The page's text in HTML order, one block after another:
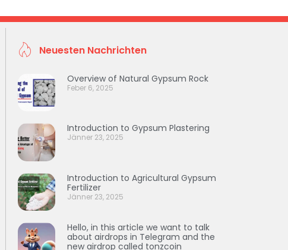
Neuesten Nachrichten
Overview of Natural Gypsum Rock
Feber 6, 2025
Introduction to Gypsum Plastering
Jänner 23, 2025
Introduction to Agricultural Gypsum
Fertilizer
Jänner 23, 2025
Hello, in this article we want to talk
about airdrops in Telegram and the
new airdrop called tonzcoin